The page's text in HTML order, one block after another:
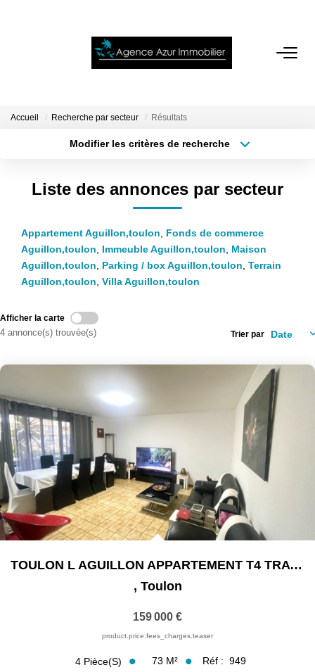
ACCUEIL
VENTES
NOTRE AGENCE
ESTIMATION
CONTACT
Accueil Recherche par secteur Résultats
Modifier les critères de recherche
Budget max
Plus de critères Créer une alerte
Liste des annonces par secteur
Appartement Aguillon,toulon
Fonds de commerce
Aguillon,toulon
Immeuble Aguillon,toulon
Maison
Aguillon,toulon
Parking / box Aguillon,toulon Terrain
Aguillon,toulon Villa Aguillon,toulon
Afficher la carte
4 annonce(s) trouvée(s) Trier par
TOULON L AGUILLON APPARTEMENT T4 TRAVERSANT DE 73M² 3...
, Toulon
159 000 €
product.price.fees_charges.teaser
4 Pièce(s) 73 M² Réf : 949